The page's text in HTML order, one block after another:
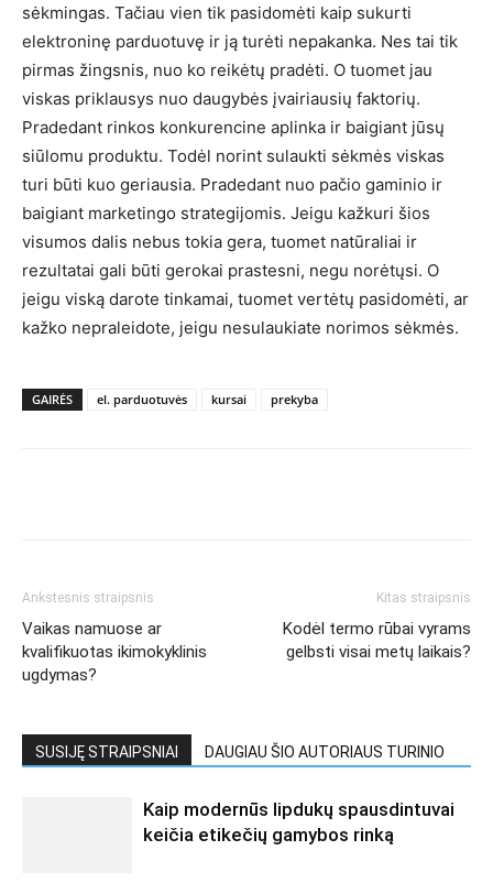
sėkmingas. Tačiau vien tik pasidomėti kaip sukurti
elektroninę parduotuvę ir ją turėti nepakanka. Nes tai tik
pirmas žingsnis, nuo ko reikėtų pradėti. O tuomet jau
viskas priklausys nuo daugybės įvairiausių faktorių.
Pradedant rinkos konkurencine aplinka ir baigiant jūsų
siūlomu produktu. Todėl norint sulaukti sėkmės viskas
turi būti kuo geriausia. Pradedant nuo pačio gaminio ir
baigiant marketingo strategijomis. Jeigu kažkuri šios
visumos dalis nebus tokia gera, tuomet natūraliai ir
rezultatai gali būti gerokai prastesni, negu norėtųsi. O
jeigu viską darote tinkamai, tuomet vertėtų pasidomėti, ar
kažko nepraleidote, jeigu nesulaukiate norimos sėkmės.
GAIRĖS el. parduotuvės kursai prekyba
Ankstesnis straipsnis
Vaikas namuose ar
kvalifikuotas ikimokyklinis
ugdymas?
Kitas straipsnis
Kodėl termo rūbai vyrams
gelbsti visai metų laikais?
SUSIJĘ STRAIPSNIAI DAUGIAU ŠIO AUTORIAUS TURINIO
Kaip modernūs lipdukų spausdintuvai
keičia etikečių gamybos rinką